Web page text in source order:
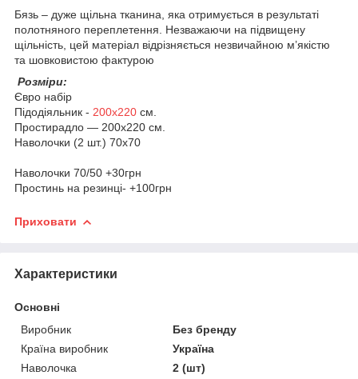
Бязь – дуже щільна тканина, яка отримується в результаті
полотняного переплетення. Незважаючи на підвищену
щільність, цей матеріал відрізняється незвичайною м’якістю
та шовковистою фактурою
Розміри:
Євро набір
Підодіяльник - 200х220 см.
Простирадло — 200х220 см.
Наволочки (2 шт.) 70х70
Наволочки 70/50 +30грн
Простинь на резинці- +100грн
Приховати
Характеристики
Основні
Виробник
Без бренду
Країна виробник
Україна
Наволочка
2 (шт)